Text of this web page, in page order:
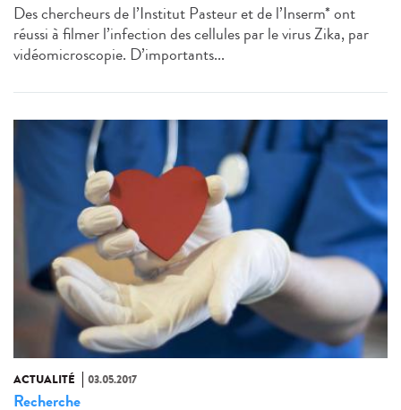
Des chercheurs de l’Institut Pasteur et de l’Inserm* ont
réussi à filmer l’infection des cellules par le virus Zika, par
vidéomicroscopie. D’importants...
ACTUALITÉ 03.05.2017
Recherche